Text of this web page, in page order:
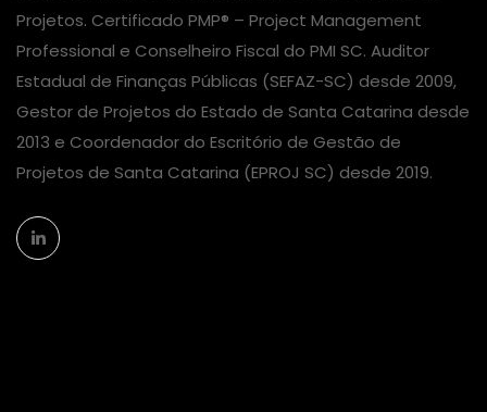
Projetos. Certificado PMP® – Project Management
Professional e Conselheiro Fiscal do PMI SC. Auditor
Estadual de Finanças Públicas (SEFAZ-SC) desde 2009,
Gestor de Projetos do Estado de Santa Catarina desde
2013 e Coordenador do Escritório de Gestão de
Projetos de Santa Catarina (EPROJ SC) desde 2019.